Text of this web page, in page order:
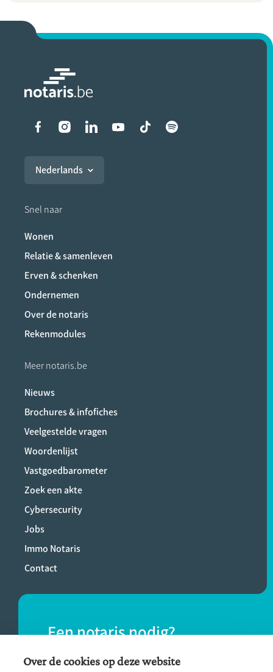
Liens vers les réseaux
Nederlands
Snel naar
Wonen
Relatie & samenleven
Erven & schenken
Ondernemen
Over de notaris
Rekenmodules
Meer notaris.be
Nieuws
Brochures & infofiches
Veelgestelde vragen
Woordenlijst
Vastgoedbarometer
Zoek een akte
Cybersecurity
Jobs
Immo Notaris
Contact
Een notaris nodig?
Vind eenvoudig een notaris bij jou in de
Over de cookies op deze website